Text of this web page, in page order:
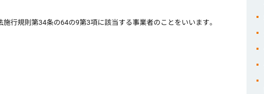
行規則第34条の64の9第3項に該当する事業者のことをいいます。